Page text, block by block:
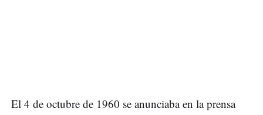
El 4 de octubre de 1960 se anunciaba en la prensa